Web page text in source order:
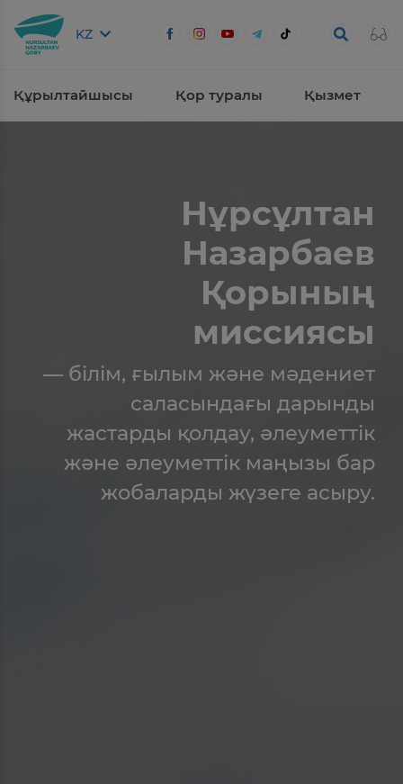
KZ
Құрылтайшысы Қор туралы Қызмет
Нұрсұлтан
Назарбаев
Қорының
миссиясы
— білім, ғылым және мәдениет
саласындағы дарынды
жастарды қолдау, әлеуметтік
және әлеуметтік маңызы бар
жобаларды жүзеге асыру.